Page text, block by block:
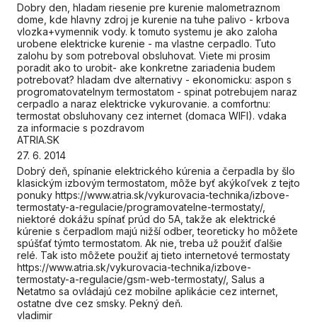
Dobry den, hladam riesenie pre kurenie malometraznom
dome, kde hlavny zdroj je kurenie na tuhe palivo - krbova
vlozka+vymennik vody. k tomuto systemu je ako zaloha
urobene elektricke kurenie - ma vlastne cerpadlo. Tuto
zalohu by som potreboval obsluhovat. Viete mi prosim
poradit ako to urobit- ake konkretne zariadenia budem
potrebovat? hladam dve alternativy - ekonomicku: aspon s
progromatovatelnym termostatom - spinat potrebujem naraz
cerpadlo a naraz elektricke vykurovanie. a comfortnu:
termostat obsluhovany cez internet (domaca WIFI). vdaka
za informacie s pozdravom
ATRIA.SK
27. 6. 2014
Dobrý deň, spínanie elektrického kúrenia a čerpadla by šlo
klasickým izbovým termostatom, môže byť akýkoľvek z tejto
ponuky https://www.atria.sk/vykurovacia-technika/izbove-
termostaty-a-regulacie/programovatelne-termostaty/,
niektoré dokážu spínať prúd do 5A, takže ak elektrické
kúrenie s čerpadlom majú nižší odber, teoreticky ho môžete
spúšťať týmto termostatom. Ak nie, treba už použiť ďalšie
relé. Tak isto môžete použiť aj tieto internetové termostaty
https://www.atria.sk/vykurovacia-technika/izbove-
termostaty-a-regulacie/gsm-web-termostaty/, Salus a
Netatmo sa ovládajú cez mobilne aplikácie cez internet,
ostatne dve cez smsky. Pekný deň.
vladimir